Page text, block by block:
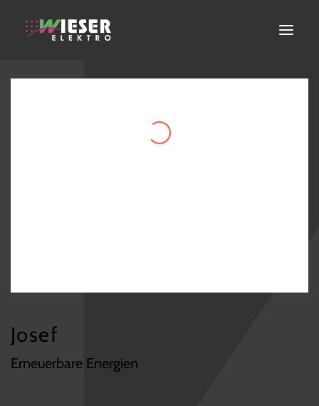
Josef
Erneuerbare Energien